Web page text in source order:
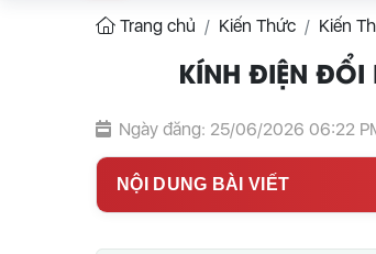
Trang chủ Kiến Thức Kiến
KÍNH ĐIỆN ĐỔI
Ngày đăng: 25/06/2026 06:22
NỘI DUNG BÀI VIẾT